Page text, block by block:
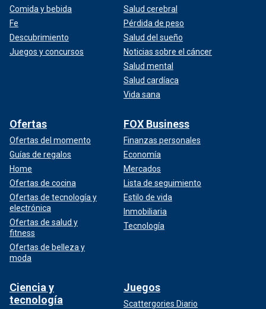
Comida y bebida
Fe
Descubrimiento
Juegos y concursos
Salud cerebral
Pérdida de peso
Salud del sueño
Noticias sobre el cáncer
Salud mental
Salud cardíaca
Vida sana
Ofertas
Ofertas del momento
Guías de regalos
Home
Ofertas de cocina
Ofertas de tecnología y
electrónica
Ofertas de salud y
fitness
Ofertas de belleza y
moda
FOX Business
Finanzas personales
Economía
Mercados
Lista de seguimiento
Estilo de vida
Inmobiliaria
Tecnología
Ciencia y
tecnología
Juegos
Scattergories Diario